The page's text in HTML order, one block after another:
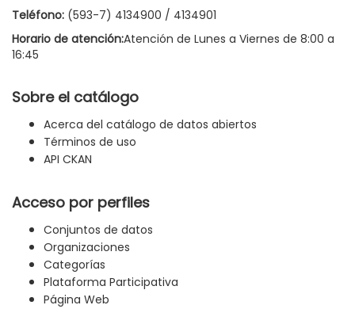
Teléfono: (593-7) 4134900 / 4134901
Horario de atención:Atención de Lunes a Viernes de 8:00 a
16:45
Sobre el catálogo
Acerca del catálogo de datos abiertos
Términos de uso
API CKAN
Acceso por perfiles
Conjuntos de datos
Organizaciones
Categorías
Plataforma Participativa
Página Web